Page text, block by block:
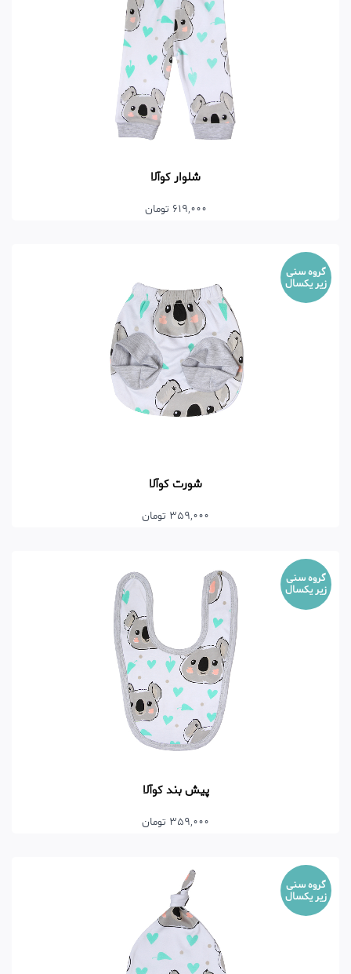
شلوار کوآلا
619,000 تومان
گروه سنی
زیر یکسال
شورت کوآلا
359,000 تومان
گروه سنی
زیر یکسال
پیش بند کوآلا
359,000 تومان
گروه سنی
زیر یکسال